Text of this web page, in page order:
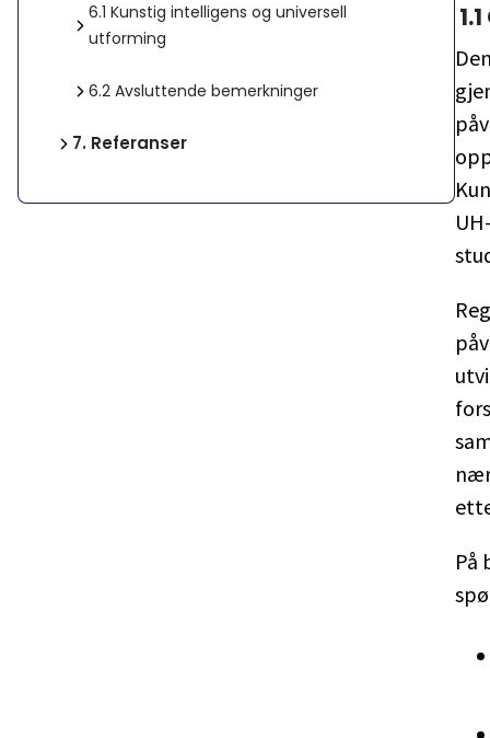
6.1 Kunstig intelligens og universell
utforming
6.2 Avsluttende bemerkninger
7. Referanser
1.1
På